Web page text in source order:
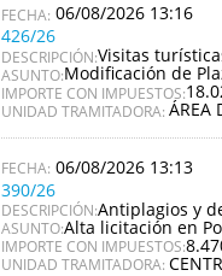
06/08/2026 13:16
426/26
DESCRIPCIÓN:Visitas
ASUNTO:Modificación de
IMPORTE CON IMPUESTOS:
UNIDAD TRAMITADORA: ÁREA
06/08/2026 13:13
390/26
DESCRIPCIÓN:Antiplagios y
ASUNTO:Alta licitación en
IMPORTE CON IMPUESTOS:
UNIDAD TRAMITADORA: